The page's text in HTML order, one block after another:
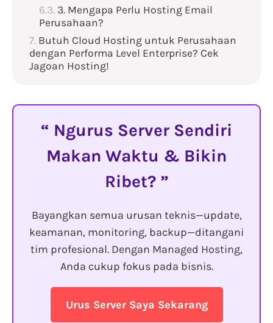
3. Mengapa Perlu Hosting Email
Perusahaan?
Butuh Cloud Hosting untuk Perusahaan
dengan Performa Level Enterprise? Cek
Jagoan Hosting!
Ngurus Server Sendiri
Makan Waktu & Bikin
Ribet?
Bayangkan semua urusan teknis—update,
keamanan, monitoring, backup—ditangani
tim profesional. Dengan Managed Hosting,
Anda cukup fokus pada bisnis.
Urus Server Saya Sekarang